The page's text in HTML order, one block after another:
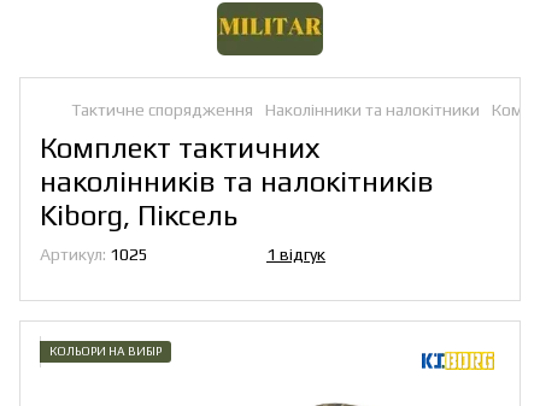
Тактичне спорядження Наколінники та налокітники
Комплект тактичних
наколінників та налокітників
Kiborg, Піксель
Артикул: 1025 1 відгук
КОЛЬОРИ НА ВИБІР